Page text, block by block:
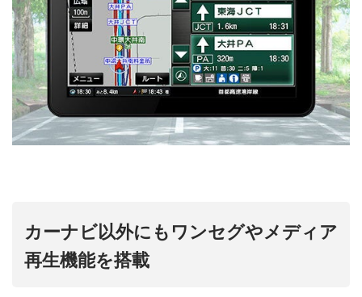
カーナビ以外にもワンセグやメディア
再生機能を搭載